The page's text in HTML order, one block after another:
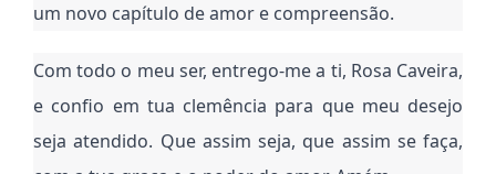
um novo capítulo de amor e compreensão.
Com todo o meu ser, entrego-me a ti, Rosa Caveira,
e confio em tua clemência para que meu desejo
seja atendido. Que assim seja, que assim se faça,